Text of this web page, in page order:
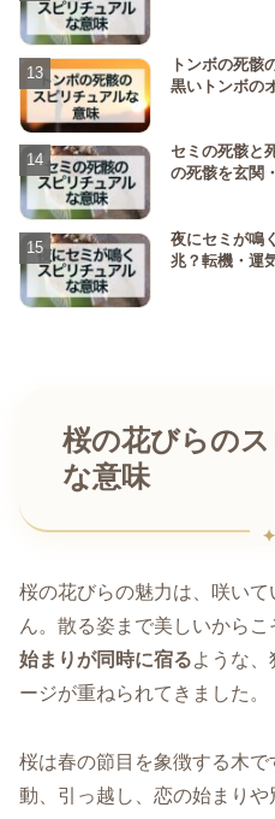
トンボの死骸
黒いトンボの
セミの死骸と
の死骸を玄関
夜にセミが鳴
兆？転機・運
桜の花びらの
な意味
桜の花びらの魅力は、咲い
ん。散る姿まで美しいから
始まりが同時に宿るような
ージが重ねられてきました。
桜は春の節目を象徴する木
動、引っ越し、恋の始まり